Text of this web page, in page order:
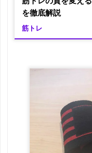
を徹底解説
筋トレ